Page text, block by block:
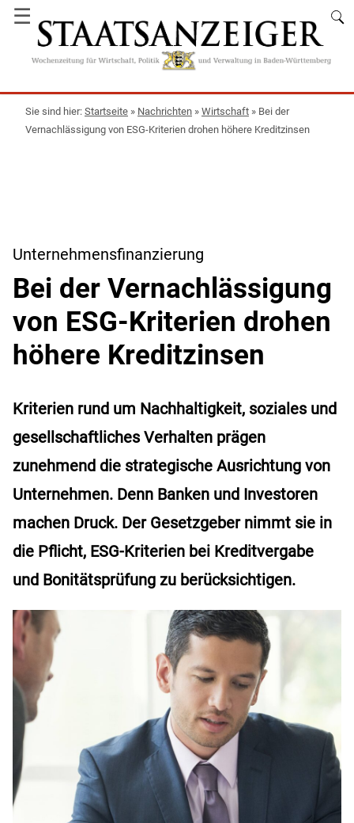
☰
Startseite » Nachrichten » Wirtschaft » Bei der
Vernachlässigung von ESG-Kriterien drohen höhere Kreditzinsen
Unternehmensfinanzierung
Bei der Vernachlässigung
von ESG-Kriterien drohen
höhere Kreditzinsen
Kriterien rund um Nachhaltigkeit, soziales und
gesellschaftliches Verhalten prägen
zunehmend die strategische Ausrichtung von
Unternehmen. Denn Banken und Investoren
machen Druck. Der Gesetzgeber nimmt sie in
die Pflicht, ESG-Kriterien bei Kreditvergabe
und Bonitätsprüfung zu berücksichtigen.